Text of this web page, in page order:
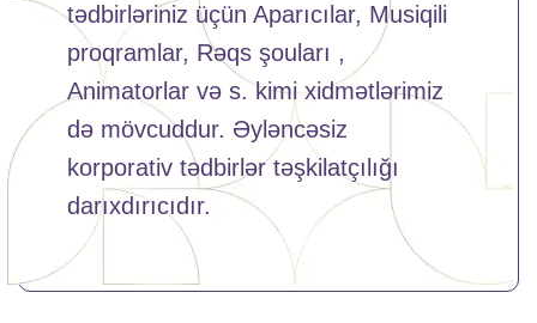
tədbirləriniz üçün Aparıcılar, Musiqili
proqramlar, Rəqs şouları ,
Animatorlar və s. kimi xidmətlərimiz
də mövcuddur. Əyləncəsiz
korporativ tədbirlər təşkilatçılığı
darıxdırıcıdır.